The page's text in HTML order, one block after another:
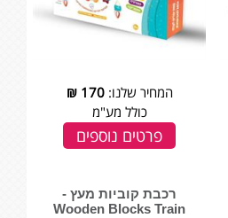
המחיר שלנו:170
₪
כולל מע"מ
פרטים נוספים
רכבת קוביות מעץ -